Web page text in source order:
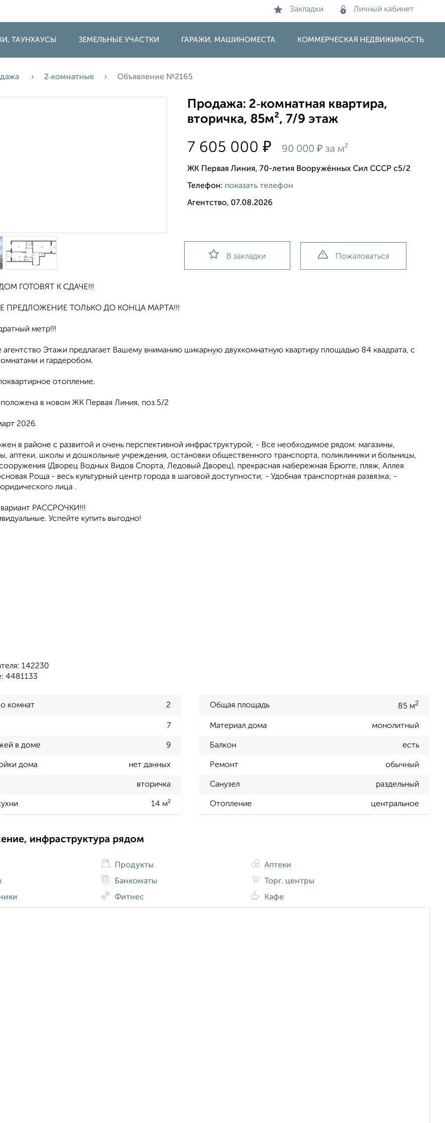
Закладки Личный кабинет
ТАУНХАУСЫ ЗЕМЕЛЬНЫЕ УЧАСТКИ ГАРАЖИ, МАШИНОМЕСТА КОММЕРЧЕСКАЯ НЕДВИЖИМОСТЬ
2‑комнатные Объявление №2165
Продажа: 2‑комнатная квартира,
вторичка, 85м², 7/9 этаж
7 605 000₽ 90 000₽ за м²
ЖК Первая Линия, 70-летия Вооружённых Сил СССР с5/2
Телефон: показать телефон
Агентство, 07.08.2026
В закладки Пожаловаться
ГОТОВЯТ К СДАЧЕ!!!
ПРЕДЛОЖЕНИЕ ТОЛЬКО ДО КОНЦА МАРТА!!!
метр!!!
агентство Этажи предлагает Вашему вниманию шикарную двухкомнатную квартиру площадью 84 квадрата, с
и гардеробом.
отопление.
в новом ЖК Первая Линия, поз.5/2
2026.
в районе с развитой и очень перспективной инфраструктурой; - Все необходимое рядом: магазины,
аптеки, школы и дошкольные учреждения, остановки общественного транспорта, поликлиники и больницы,
(Дворец Водных Видов Спорта, Ледовый Дворец), прекрасная набережная Брюгге, пляж, Аллея
Роща - весь культурный центр города в шаговой доступности; - Удобная транспортная развязка; -
лица .
РАССРОЧКИ!!!
Успейте купить выгодно!
142230
4481133
комнат 2 Общая площадь 85 м2
7 Материал дома монолитный
в доме 9 Балкон есть
дома нет данных Ремонт обычный
вторичка Санузел раздельный
14 м² Отопление центральное
инфраструктура рядом
Продукты
Банкоматы
Фитнес
Аптеки
Торг. центры
Кафе